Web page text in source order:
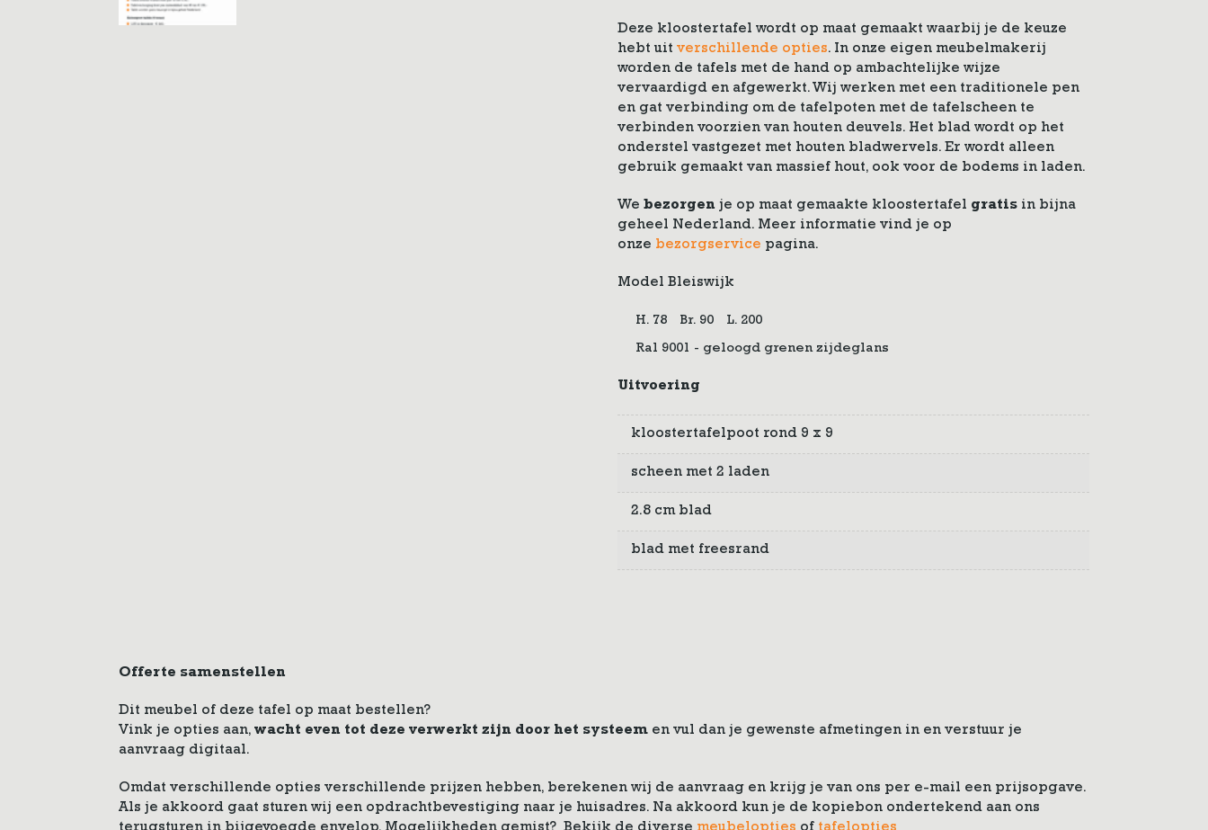
Deze kloostertafel wordt op maat gemaakt waarbij je de keuze
hebt uit verschillende opties. In onze eigen meubelmakerij
worden de tafels met de hand op ambachtelijke wijze
vervaardigd en afgewerkt. Wij werken met een traditionele pen
en gat verbinding om de tafelpoten met de tafelscheen te
verbinden voorzien van houten deuvels. Het blad wordt op het
onderstel vastgezet met houten bladwervels. Er wordt alleen
gebruik gemaakt van massief hout, ook voor de bodems in laden.
We bezorgen je op maat gemaakte kloostertafel gratis in bijna
geheel Nederland. Meer informatie vind je op
onze bezorgservice pagina.
Model Bleiswijk
H. 78 Br. 90 L. 200
Ral 9001 - geloogd grenen zijdeglans
Uitvoering
kloostertafelpoot rond 9 x 9
scheen met 2 laden
2.8 cm blad
blad met freesrand
Offerte samenstellen
Dit meubel of deze tafel op maat bestellen?
Vink je opties aan, wacht even tot deze verwerkt zijn door het systeem en vul dan je gewenste afmetingen in en verstuur je
aanvraag digitaal.
Omdat verschillende opties verschillende prijzen hebben, berekenen wij de aanvraag en krijg je van ons per e-mail een prijsopgave.
Als je akkoord gaat sturen wij een opdrachtbevestiging naar je huisadres. Na akkoord kun je de kopiebon ondertekend aan ons